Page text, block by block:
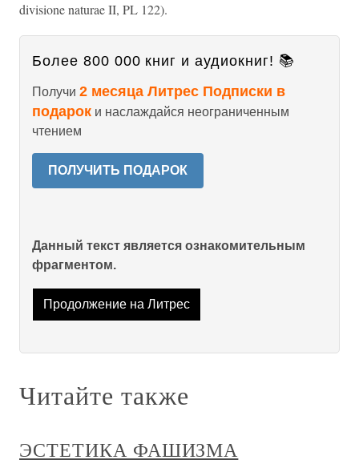
divisione naturae II, PL 122).
Более 800 000 книг и аудиокниг! 📚
Получи 2 месяца Литрес Подписки в
подарок и наслаждайся неограниченным
чтением
ПОЛУЧИТЬ ПОДАРОК
Данный текст является ознакомительным
фрагментом.
Продолжение на Литрес
Читайте также
ЭСТЕТИКА ФАШИЗМА